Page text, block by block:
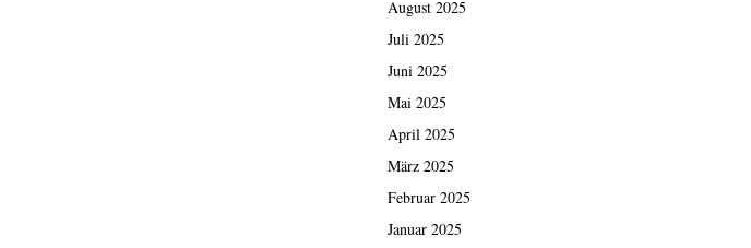
August 2025
Juli 2025
Juni 2025
Mai 2025
April 2025
März 2025
Februar 2025
Januar 2025